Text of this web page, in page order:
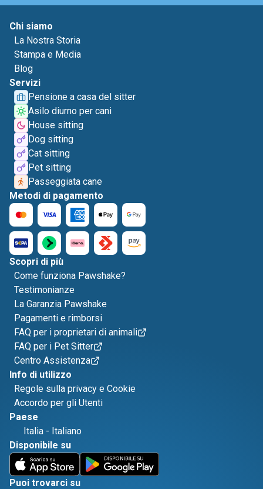
Chi siamo
La Nostra Storia
Stampa e Media
Blog
Servizi
Pensione a casa del sitter
Asilo diurno per cani
House sitting
Dog sitting
Cat sitting
Pet sitting
Passeggiata cane
Metodi di pagamento
Scopri di più
Come funziona Pawshake?
Testimonianze
La Garanzia Pawshake
Pagamenti e rimborsi
FAQ per i proprietari di animali
FAQ per i Pet Sitter
Centro Assistenza
Info di utilizzo
Regole sulla privacy e Cookie
Accordo per gli Utenti
Paese
Italia - Italiano
Disponibile su
Puoi trovarci su